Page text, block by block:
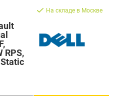
RPS,
На складе в Москве